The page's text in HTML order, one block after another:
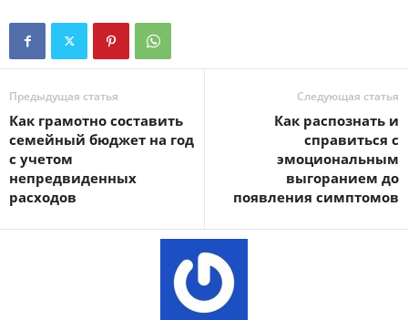
Предыдущая статья
Как грамотно составить
семейный бюджет на год
с учетом
непредвиденных
расходов
Следующая статья
Как распознать и
справиться с
эмоциональным
выгоранием до
появления симптомов